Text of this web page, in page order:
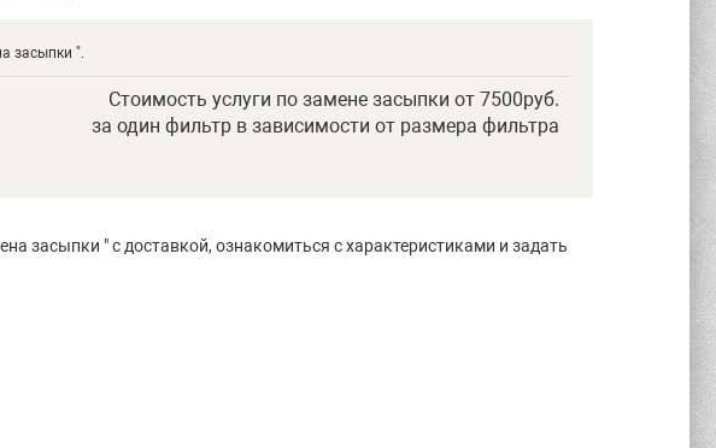
засыпки ".
Стоимость услуги по замене засыпки от 7500руб.
за один фильтр в зависимости от размера фильтра
засыпки " с доставкой, ознакомиться с характеристиками и задать